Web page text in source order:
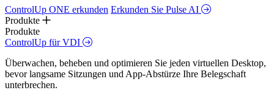
ControlUp ONE erkunden Erkunden Sie Pulse AI
Produkte
Produkte
ControlUp für VDI
Überwachen, beheben und optimieren Sie jeden virtuellen Desktop,
bevor langsame Sitzungen und App-Abstürze Ihre Belegschaft
unterbrechen.